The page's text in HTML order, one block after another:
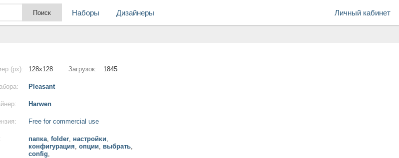
Личный кабинет
Наборы Дизайнеры
(px): 128x128 Загрузок: 1845
Pleasant
Harwen
Free for commercial use
папка, folder, настройки,
конфигурация, опции, выбрать,
config,